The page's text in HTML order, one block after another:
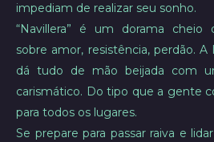
impediam de realizar seu sonho.
“Navillera” é um dorama cheio
sobre amor, resistência, perdão.
dá tudo de mão beijada com
carismático. Do tipo que a gente
para todos os lugares.
Se prepare para passar raiva e